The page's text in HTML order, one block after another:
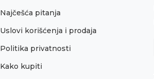
Najčešća pitanja
Uslovi korišćenja i prodaja
Politika privatnosti
Kako kupiti